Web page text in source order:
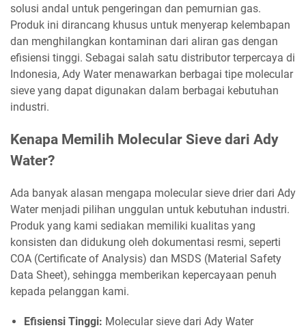
solusi andal untuk pengeringan dan pemurnian gas.
Produk ini dirancang khusus untuk menyerap kelembapan
dan menghilangkan kontaminan dari aliran gas dengan
efisiensi tinggi. Sebagai salah satu distributor terpercaya di
Indonesia, Ady Water menawarkan berbagai tipe molecular
sieve yang dapat digunakan dalam berbagai kebutuhan
industri.
Kenapa Memilih Molecular Sieve dari Ady
Water?
Ada banyak alasan mengapa molecular sieve drier dari Ady
Water menjadi pilihan unggulan untuk kebutuhan industri.
Produk yang kami sediakan memiliki kualitas yang
konsisten dan didukung oleh dokumentasi resmi, seperti
COA (Certificate of Analysis) dan MSDS (Material Safety
Data Sheet), sehingga memberikan kepercayaan penuh
kepada pelanggan kami.
Efisiensi Tinggi: Molecular sieve dari Ady Water